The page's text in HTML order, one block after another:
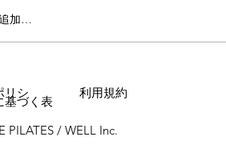
加…
PILATES / WELL Inc.
リシ
利用規約
基づく表